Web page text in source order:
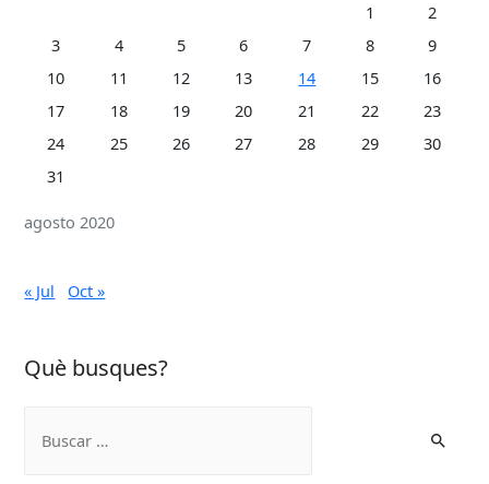
sent
pacients,
per
pacient”.
agosto 2020
1
2
3
4 5 6 7 8
9
10
11 12 13 14 15
16
17
18 19 20 21 22
23
24
25 26 27 28 29
30
31
« Jul Oct »
Què busques?